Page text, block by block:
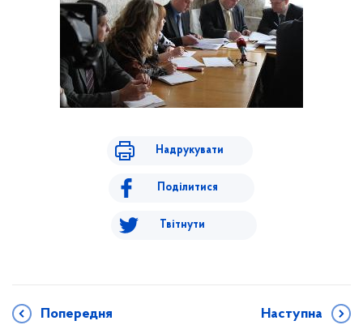
Надрукувати
Поділитися
Твітнути
Попередня Наступна